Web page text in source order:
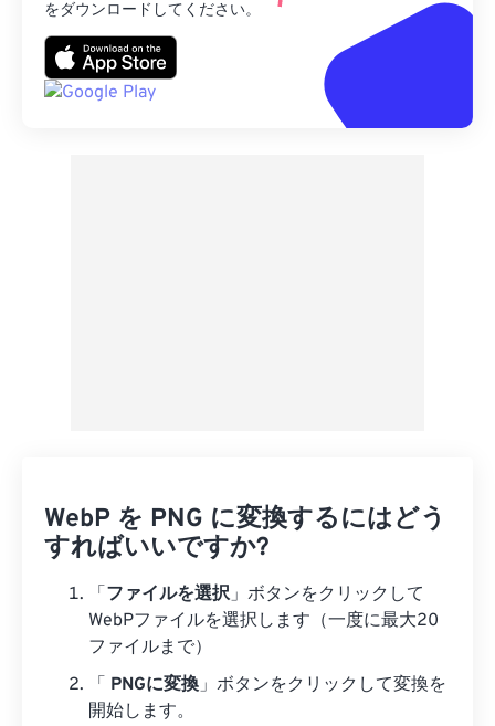
をダウンロードしてください。
WebP を PNG に変換するにはどう
すればいいですか?
「 ファイルを選択」ボタンをクリックして
WebPファイルを選択します（一度に最大20
ファイルまで）
「 PNGに変換」ボタンをクリックして変換を
開始します。